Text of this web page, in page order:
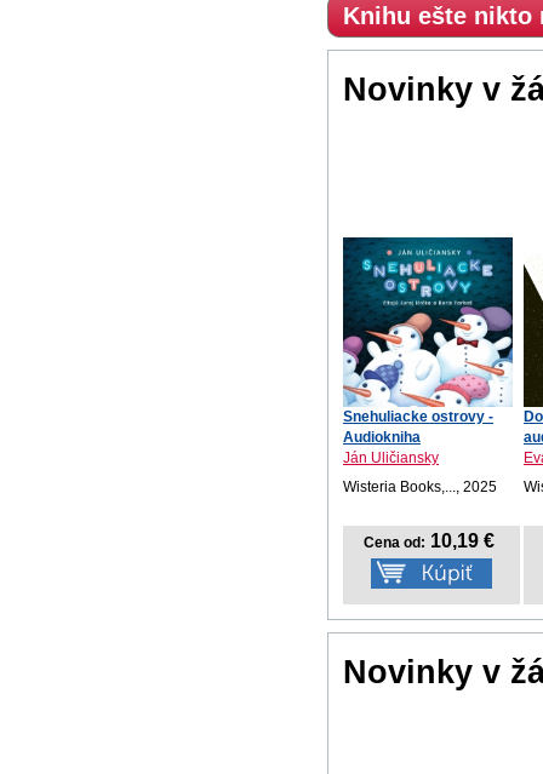
Knihu ešte nikto
Novinky v
Snehuliacke ostrovy -
Audiokniha
Ján Uličiansky
Wisteria Books,..., 2025
Cena od: 10,19 €
Novinky v